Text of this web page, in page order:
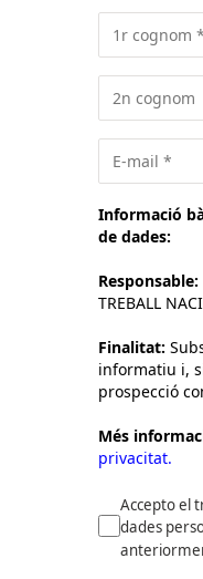
Informació
de dades:
Responsable:
TREBALL
Finalitat:
informatiu i,
prospecció
Més
privacitat.
Accepto el
dades